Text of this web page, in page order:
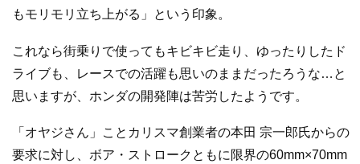
もモリモリ立ち上がる」という印象。
これなら街乗りで使ってもキビキビ走り、ゆったりしたド
ライブも、レースでの活躍も思いのままだったろうな…と
思いますが、ホンダの開発陣は苦労したようです。
「オヤジさん」ことカリスマ創業者の本田 宗一郎氏からの
要求に対し、ボア・ストロークともに限界の60mm×70mm